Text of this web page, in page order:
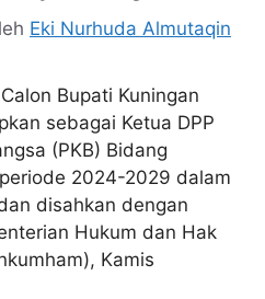
Eki Nurhuda Almutaqin
Bupati Kuningan
sebagai Ketua DPP
(PKB) Bidang
2024-2029 dalam
disahkan dengan
Hukum dan Hak
Kamis